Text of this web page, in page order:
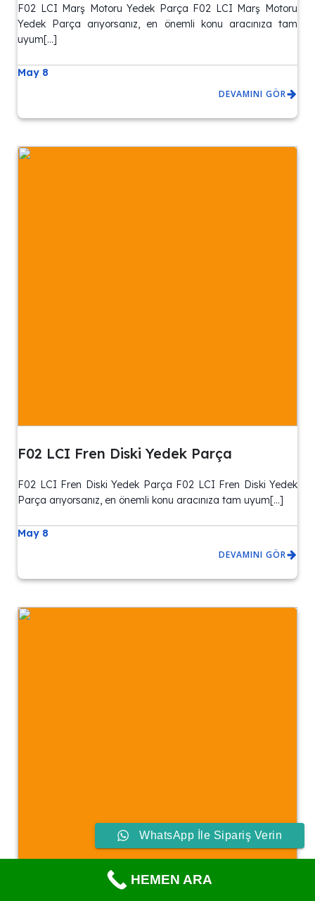
F02 LCI Marş Motoru Yedek Parça F02 LCI Marş Motoru
Yedek Parça arıyorsanız, en önemli konu aracınıza tam
uyum[…]
May 8
DEVAMINI GÖR
F02 LCI Fren Diski Yedek Parça
F02 LCI Fren Diski Yedek Parça F02 LCI Fren Diski Yedek
Parça arıyorsanız, en önemli konu aracınıza tam uyum[…]
May 8
DEVAMINI GÖR
WhatsApp İle Sipariş Verin
HEMEN ARA